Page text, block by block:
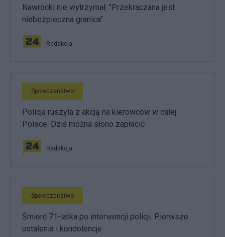
Nawrocki nie wytrzymał. "Przekraczana jest
niebezpieczna granica"
Redakcja
Społeczeństwo
Policja ruszyła z akcją na kierowców w całej
Polsce. Dziś można słono zapłacić
Redakcja
Społeczeństwo
Śmierć 71-latka po interwencji policji. Pierwsze
ustalenia i kondolencje